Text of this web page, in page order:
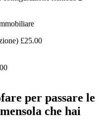
£25.00
per passare le
che hai